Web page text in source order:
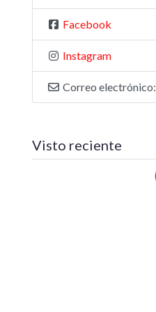
Facebook
Instagram
Correo electrónico:
Visto reciente